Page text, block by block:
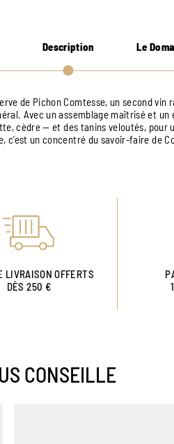
Description Le
de Pichon Comtesse, un second
Avec un assemblage maîtrisé et
cèdre — et des tanins veloutés, pour
c’est un concentré du savoir-faire de
LIVRAISON OFFERTS
DÈS 250 €
CONSEILLE